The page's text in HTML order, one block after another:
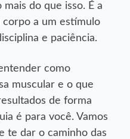
do que isso. É a
corpo a um estímulo
e paciência.
como
muscular e o que
de forma
é para você. Vamos
te dar o caminho das